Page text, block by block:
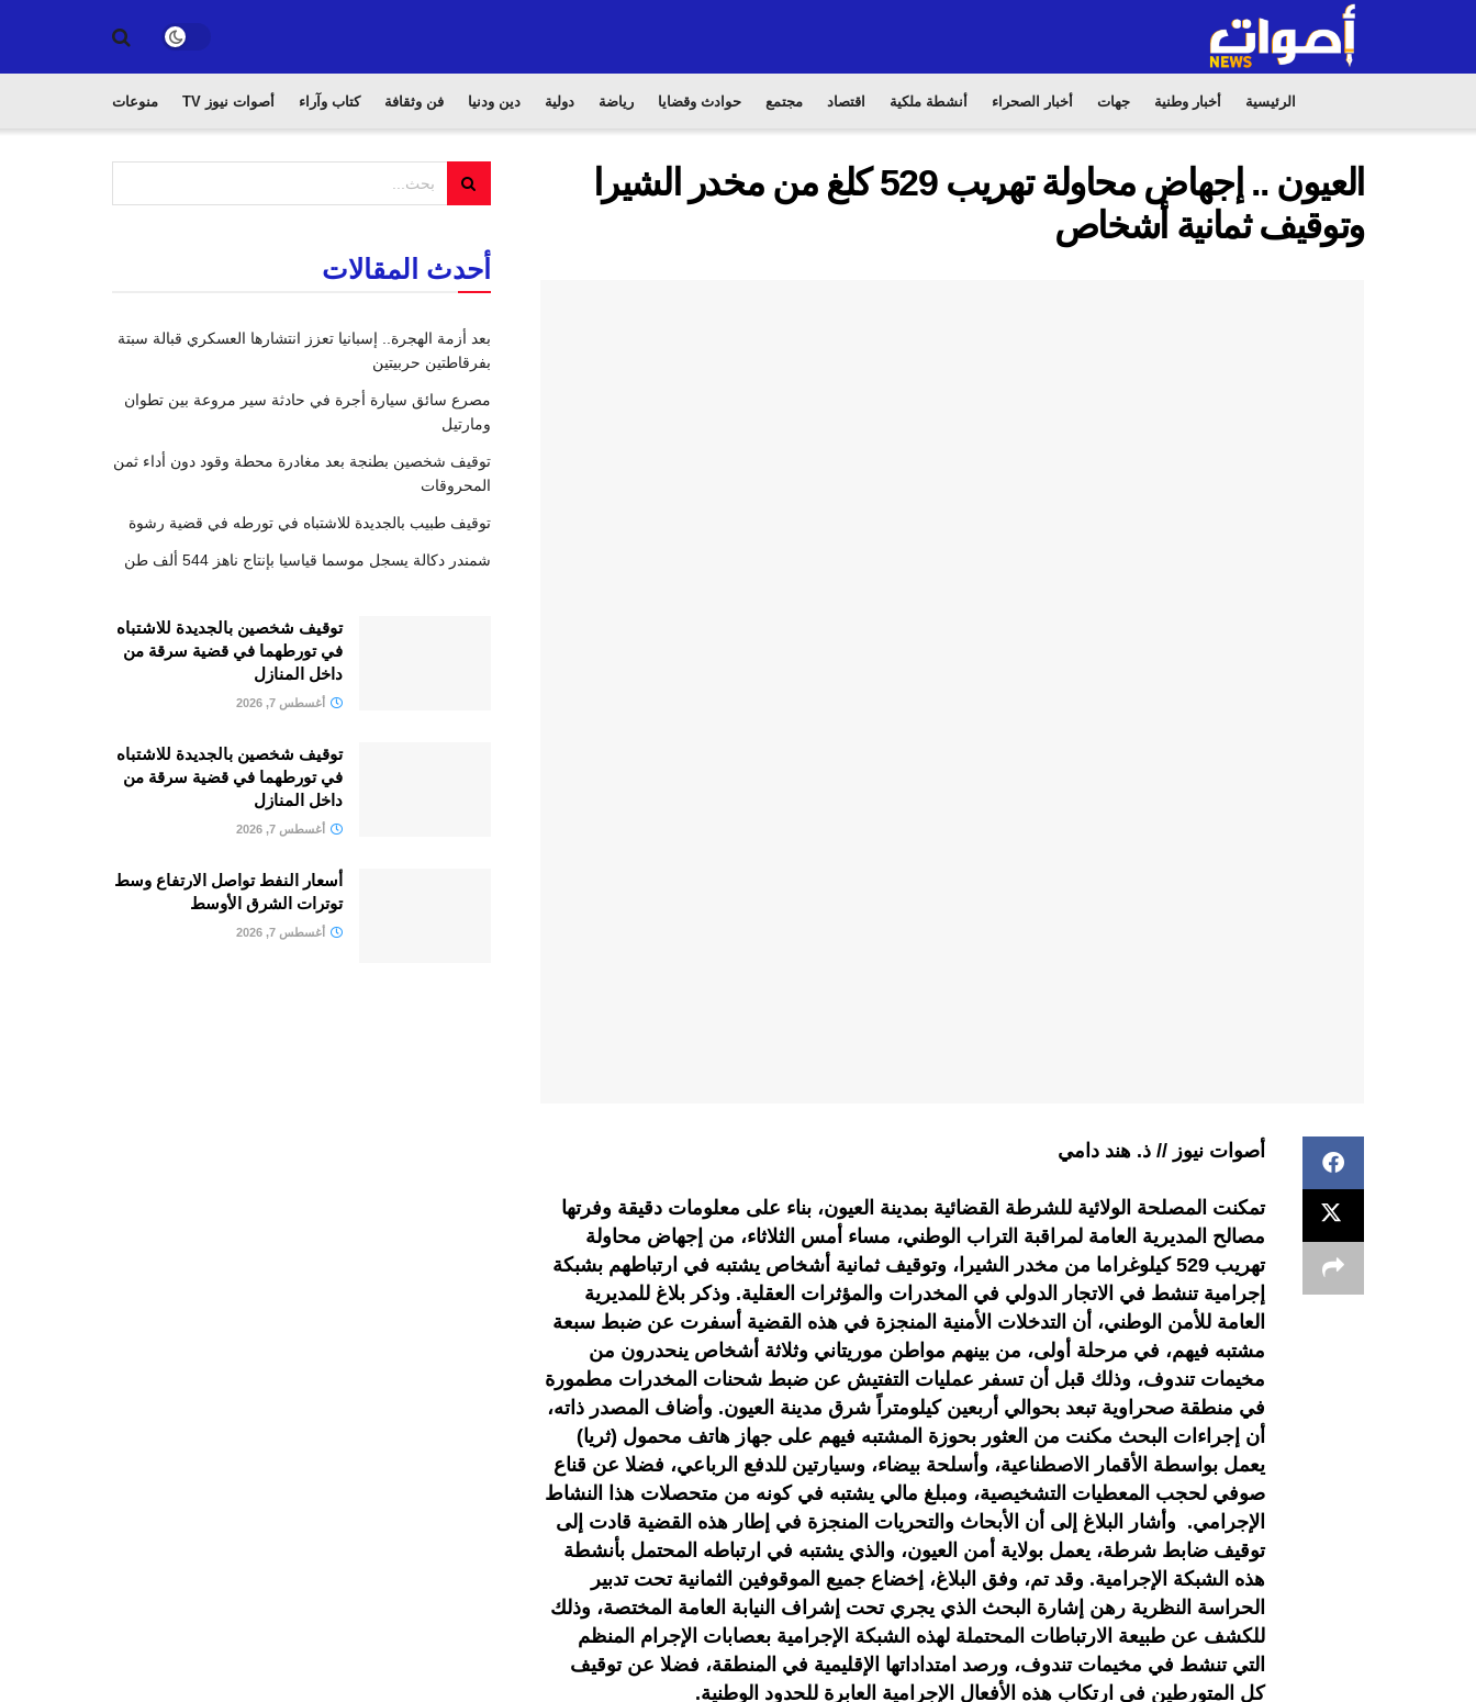
الرئيسية أخبار وطنية جهات أخبار الصحراء أنشطة ملكية اقتصاد مجتمع حوادث وقضايا رياضة دولية دين ودنيا فن وثقافة كتاب وآراء أصوات نيوز TV منوعات
العيون .. إجهاض محاولة تهريب 529 كلغ من مخدر الشيرا
وتوقيف ثمانية أشخاص
أصوات نيوز // ذ. هند دامي
تمكنت المصلحة الولائية للشرطة القضائية بمدينة العيون، بناء على معلومات دقيقة وفرتها
مصالح المديرية العامة لمراقبة التراب الوطني، مساء أمس الثلاثاء، من إجهاض محاولة
تهريب 529 كيلوغراما من مخدر الشيرا، وتوقيف ثمانية أشخاص يشتبه في ارتباطهم بشبكة
إجرامية تنشط في الاتجار الدولي في المخدرات والمؤثرات العقلية. وذكر بلاغ للمديرية
العامة للأمن الوطني، أن التدخلات الأمنية المنجزة في هذه القضية أسفرت عن ضبط سبعة
مشتبه فيهم، في مرحلة أولى، من بينهم مواطن موريتاني وثلاثة أشخاص ينحدرون من
مخيمات تندوف، وذلك قبل أن تسفر عمليات التفتيش عن ضبط شحنات المخدرات مطمورة
في منطقة صحراوية تبعد بحوالي أربعين كيلومتراً شرق مدينة العيون. وأضاف المصدر ذاته،
أن إجراءات البحث مكنت من العثور بحوزة المشتبه فيهم على جهاز هاتف محمول (ثريا)
يعمل بواسطة الأقمار الاصطناعية، وأسلحة بيضاء، وسيارتين للدفع الرباعي، فضلا عن قناع
صوفي لحجب المعطيات التشخيصية، ومبلغ مالي يشتبه في كونه من متحصلات هذا النشاط
الإجرامي. وأشار البلاغ إلى أن الأبحاث والتحريات المنجزة في إطار هذه القضية قادت إلى
توقيف ضابط شرطة، يعمل بولاية أمن العيون، والذي يشتبه في ارتباطه المحتمل بأنشطة
هذه الشبكة الإجرامية. وقد تم، وفق البلاغ، إخضاع جميع الموقوفين الثمانية تحت تدبير
الحراسة النظرية رهن إشارة البحث الذي يجري تحت إشراف النيابة العامة المختصة، وذلك
للكشف عن طبيعة الارتباطات المحتملة لهذه الشبكة الإجرامية بعصابات الإجرام المنظم
التي تنشط في مخيمات تندوف، ورصد امتداداتها الإقليمية في المنطقة، فضلا عن توقيف
كل المتورطين في ارتكاب هذه الأفعال الإجرامية العابرة للحدود الوطنية.
أحدث المقالات
بعد أزمة الهجرة.. إسبانيا تعزز انتشارها العسكري قبالة سبتة
بفرقاطتين حربيتين
مصرع سائق سيارة أجرة في حادثة سير مروعة بين تطوان
ومارتيل
توقيف شخصين بطنجة بعد مغادرة محطة وقود دون أداء ثمن
المحروقات
توقيف طبيب بالجديدة للاشتباه في تورطه في قضية رشوة
شمندر دكالة يسجل موسما قياسيا بإنتاج ناهز 544 ألف طن
توقيف شخصين بالجديدة للاشتباه
في تورطهما في قضية سرقة من
داخل المنازل
أغسطس 7, 2026
توقيف شخصين بالجديدة للاشتباه
في تورطهما في قضية سرقة من
داخل المنازل
أغسطس 7, 2026
أسعار النفط تواصل الارتفاع وسط
توترات الشرق الأوسط
أغسطس 7, 2026